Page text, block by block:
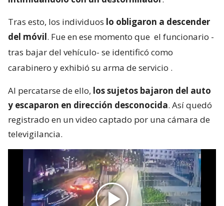
Tras esto, los individuos lo obligaron a descender
del móvil. Fue en ese momento que el funcionario -
tras bajar del vehículo- se identificó como
carabinero y exhibió su arma de servicio .
Al percatarse de ello, los sujetos bajaron del auto
y escaparon en dirección desconocida. Así quedó
registrado en un video captado por una cámara de
televigilancia.